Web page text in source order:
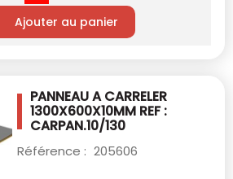
Ajouter au panier
PANNEAU A CARRELER
1300X600X10MM REF :
CARPAN.10/130
Référence : 205606